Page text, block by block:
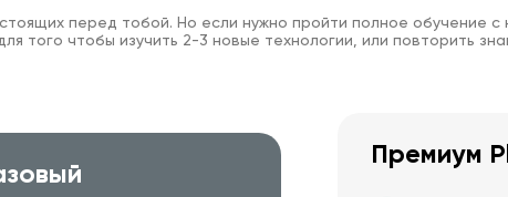
перед тобой. Но если нужно пройти полное обучение с
того чтобы изучить 2-3 новые технологии, или повторить
Премиум